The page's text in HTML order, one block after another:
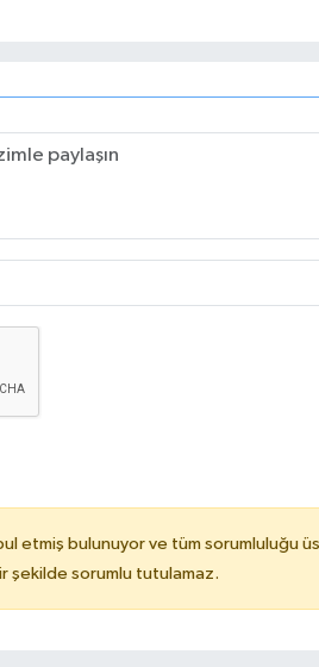
etmiş bulunuyor ve tüm sorumluluğu
şekilde sorumlu tutulamaz.